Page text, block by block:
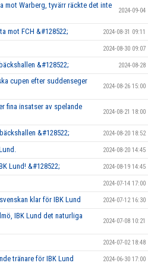
mot Warberg, tyvärr räckte det inte
2024-09-04
mot FCH &#128522; 2024-08-31 09:11
2024-08-30 09:07
&#128522; 2024-08-28
cupen efter suddenseger
2024-08-26 15:00
fina insatser av spelande
2024-08-21 18:00
&#128522; 2024-08-20 18:52
2024-08-20 14:45
Lund! &#128522; 2024-08-19 14:45
2024-07-14 17:00
klar för IBK Lund 2024-07-12 16:30
IBK Lund det naturliga
2024-07-08 10:21
2024-07-02 18:48
tränare för IBK Lund 2024-06-30 17:00